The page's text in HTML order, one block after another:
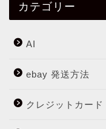
カテゴリー
AI
ebay 発送方法
クレジットカード